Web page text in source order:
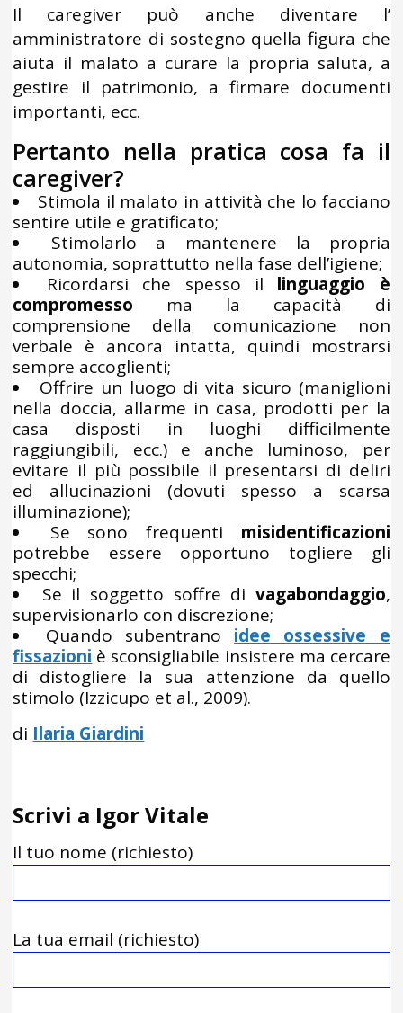
Il caregiver può anche diventare l’
amministratore di sostegno quella figura che
aiuta il malato a curare la propria saluta, a
gestire il patrimonio, a firmare documenti
importanti, ecc.
Pertanto nella pratica cosa fa il
caregiver?
Stimola il malato in attività che lo facciano
sentire utile e gratificato;
Stimolarlo a mantenere la propria
autonomia, soprattutto nella fase dell’igiene;
Ricordarsi che spesso il linguaggio è
compromesso ma la capacità di
comprensione della comunicazione non
verbale è ancora intatta, quindi mostrarsi
sempre accoglienti;
Offrire un luogo di vita sicuro (maniglioni
nella doccia, allarme in casa, prodotti per la
casa disposti in luoghi difficilmente
raggiungibili, ecc.) e anche luminoso, per
evitare il più possibile il presentarsi di deliri
ed allucinazioni (dovuti spesso a scarsa
illuminazione);
Se sono frequenti misidentificazioni
potrebbe essere opportuno togliere gli
specchi;
Se il soggetto soffre di vagabondaggio,
supervisionarlo con discrezione;
Quando subentrano idee ossessive e
fissazioni è sconsigliabile insistere ma cercare
di distogliere la sua attenzione da quello
stimolo (Izzicupo et al., 2009).
di Ilaria Giardini
Scrivi a Igor Vitale
Il tuo nome (richiesto)
La tua email (richiesto)